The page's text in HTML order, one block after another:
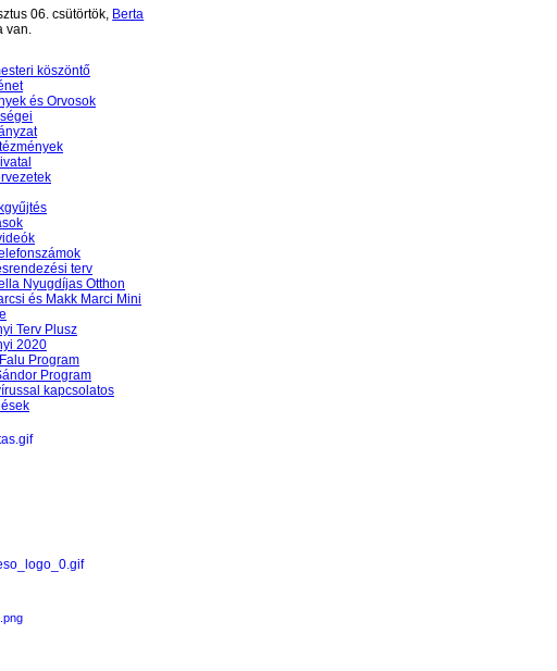
06. csütörtök, Berta
van.
köszöntő
és Orvosok
terv
Nyugdíjas Otthon
és Makk Marci Mini
Terv Plusz
2020
Program
Program
kapcsolatos